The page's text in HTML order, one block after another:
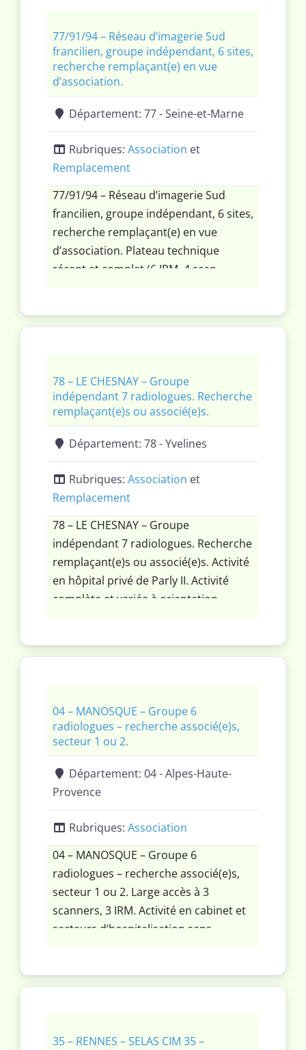
77/91/94 – Réseau d’imagerie Sud
francilien, groupe indépendant, 6 sites,
recherche remplaçant(e) en vue
d’association.
Département: 77 - Seine-et-Marne
Rubriques: Association et
Remplacement
77/91/94 – Réseau d’imagerie Sud
francilien, groupe indépendant, 6 sites,
recherche remplaçant(e) en vue
d’association. Plateau technique
récent et complet (6 IRM, 4 scan,
cone beam). Ouverture de nouvelles
78 – LE CHESNAY – Groupe
indépendant 7 radiologues. Recherche
remplaçant(e)s ou associé(e)s.
Département: 78 - Yvelines
Rubriques: Association et
Remplacement
78 – LE CHESNAY – Groupe
indépendant 7 radiologues. Recherche
remplaçant(e)s ou associé(e)s. Activité
en hôpital privé de Parly II. Activité
complète et variée à orientation
mammo, tomosynthèse.
04 – MANOSQUE – Groupe 6
radiologues – recherche associé(e)s,
secteur 1 ou 2.
Département: 04 - Alpes-Haute-
Provence
Rubriques: Association
04 – MANOSQUE – Groupe 6
radiologues – recherche associé(e)s,
secteur 1 ou 2. Large accès à 3
scanners, 3 IRM. Activité en cabinet et
secteurs d’hospitalisation sans
biopsies.
35 – RENNES – SELAS CIM 35 –